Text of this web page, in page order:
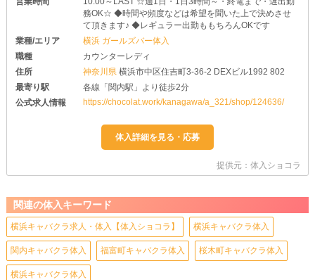
務OK☆ ◆時間や頻度などは希望を聞いた上で決めさせ
て頂きます♪ ◆レギュラー出勤ももちろんOKです
業種/エリア
横浜 ガールズバー体入
職種
カウンターレディ
住所
神奈川県横浜市中区住吉町3-36-2 DEXビル1992 802
最寄り駅
各線「関内駅」より徒歩2分
公式求人情報
https://chocolat.work/kanagawa/a_321/shop/124636/
提供元：体入ショコラ
関連の体入キーワード
横浜キャバクラ求人・体入【体入ショコラ】 横浜キャバクラ体入
関内キャバクラ体入 福富町キャバクラ体入 桜木町キャバクラ体入
横浜キャバクラ体入